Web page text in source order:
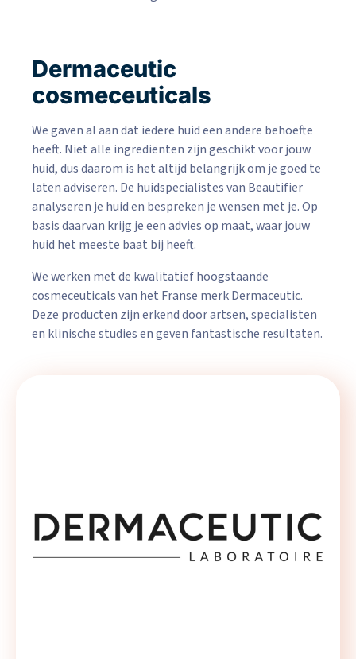
Dermaceutic
cosmeceuticals
We gaven al aan dat iedere huid een andere behoefte
heeft. Niet alle ingrediënten zijn geschikt voor jouw
huid, dus daarom is het altijd belangrijk om je goed te
laten adviseren. De huidspecialistes van Beautifier
analyseren je huid en bespreken je wensen met je. Op
basis daarvan krijg je een advies op maat, waar jouw
huid het meeste baat bij heeft.
We werken met de kwalitatief hoogstaande
cosmeceuticals van het Franse merk Dermaceutic.
Deze producten zijn erkend door artsen, specialisten
en klinische studies en geven fantastische resultaten.